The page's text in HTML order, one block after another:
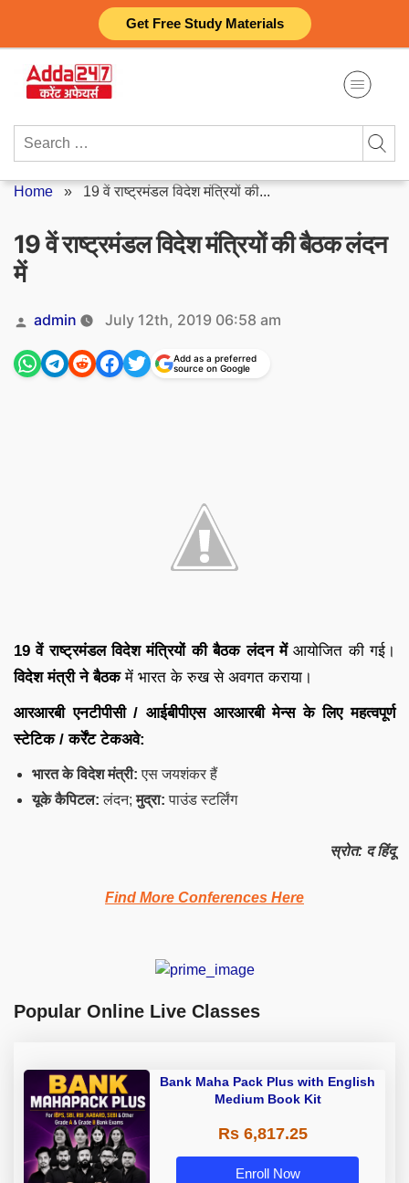
Get Free Study Materials
content
Search
Home » 19 वें राष्ट्रमंडल विदेश मंत्रियों की...
19 वें राष्ट्रमंडल विदेश मंत्रियों की बैठक लंदन
में
Posted
by
admin July 12th, 2019 06:58 am
Add as a preferred
source on Google
19 वें राष्ट्रमंडल विदेश मंत्रियों की बैठक लंदन मेंआयोजित की गई।
विदेश मंत्री ने बैठकमें भारत के रुख से अवगत कराया।
आरआरबी एनटीपीसी / आईबीपीएस आरआरबी मेन्स के लिए महत्वपूर्ण
स्टेटिक / कर्रेंट टेकअवे:
भारत के विदेश मंत्री: एस जयशंकर हैं
यूके कैपिटल: लंदन;मुद्रा: पाउंड स्टर्लिंग
स्रोत: द हिंदू
Find More Conferences Here
Popular Online Live Classes
Bank Maha Pack Plus with English
Medium Book Kit
Rs 6,817.25
Enroll Now